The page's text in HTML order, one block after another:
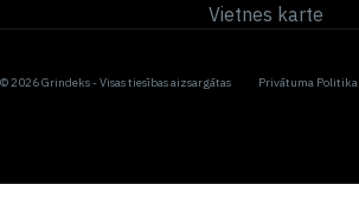
Vietnes karte
© 2026 Grindeks - Visas tiesības aizsargātas Privātuma Politika